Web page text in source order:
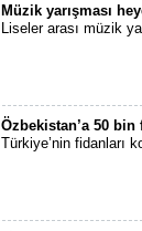
Müzik yarışması
Liseler arası müzik
Özbekistan’a 50 bin
Türkiye’nin fidanları